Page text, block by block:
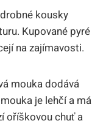
kousky
Kupované pyré
na zajímavosti.
mouka dodává
je lehčí a má
oříškovou chuť a